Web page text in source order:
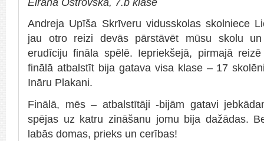
Andreja Upīša Skrīveru vidusskolas skolniece
jau otro reizi devās pārstāvēt mūsu skolu
erudīciju fināla spēlē. Iepriekšejā, pirmajā
finālā atbalstīt bija gatava visa klase – 17
Ināru Plakani.
Finālā, mēs – atbalstītāji -bijām gatavi
spējas uz katru zināšanu jomu bija dažādas.
labās domas, prieks un cerības!